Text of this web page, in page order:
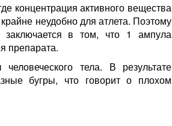
концентрация активного вещества
неудобно для атлета. Поэтому
заключается в том, что 1 ампула
препарата.
тела. В результате
бугры, что говорит о плохом